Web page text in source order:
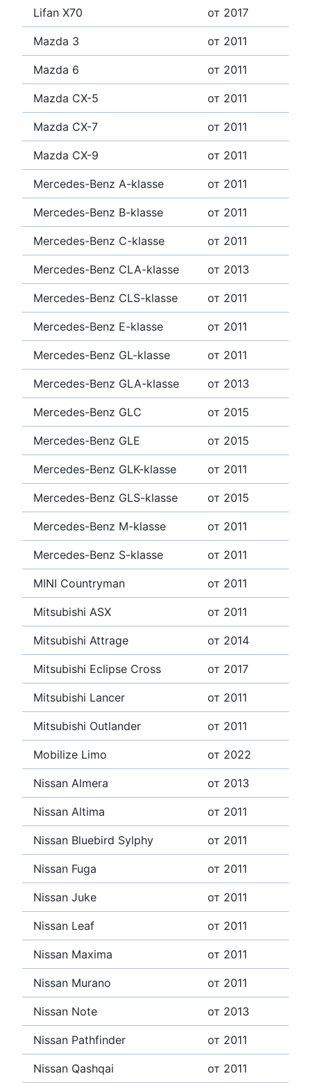
Lifan X70 от 2017
Mazda 3 от 2011
Mazda 6 от 2011
Mazda CX-5 от 2011
Mazda CX-7 от 2011
Mazda CX-9 от 2011
Mercedes-Benz A-klasse от 2011
Mercedes-Benz B-klasse от 2011
Mercedes-Benz C-klasse от 2011
Mercedes-Benz CLA-klasse от 2013
Mercedes-Benz CLS-klasse от 2011
Mercedes-Benz E-klasse от 2011
Mercedes-Benz GL-klasse от 2011
Mercedes-Benz GLA-klasse от 2013
Mercedes-Benz GLC от 2015
Mercedes-Benz GLE от 2015
Mercedes-Benz GLK-klasse от 2011
Mercedes-Benz GLS-klasse от 2015
Mercedes-Benz M-klasse от 2011
Mercedes-Benz S-klasse от 2011
MINI Countryman от 2011
Mitsubishi ASX от 2011
Mitsubishi Attrage от 2014
Mitsubishi Eclipse Cross от 2017
Mitsubishi Lancer от 2011
Mitsubishi Outlander от 2011
Mobilize Limo от 2022
Nissan Almera от 2013
Nissan Altima от 2011
Nissan Bluebird Sylphy от 2011
Nissan Fuga от 2011
Nissan Juke от 2011
Nissan Leaf от 2011
Nissan Maxima от 2011
Nissan Murano от 2011
Nissan Note от 2013
Nissan Pathfinder от 2011
Nissan Qashqai от 2011